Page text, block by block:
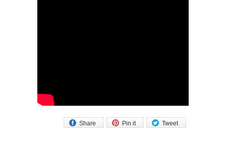
Tweet
Pin it
Share